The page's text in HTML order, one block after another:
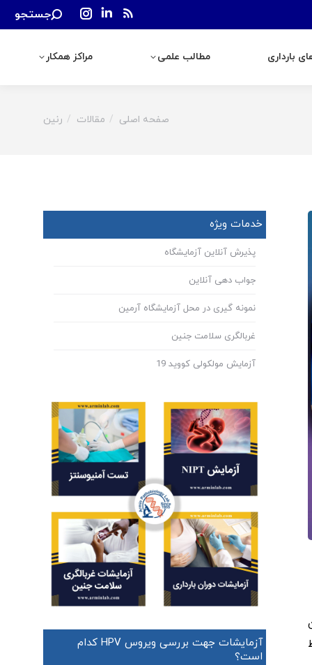
Rss
window
Linkedin
opens
window
Instagram
opens
window
Search:
جستجو
بارداری مطالب علمی مراکز همکار
You are here:
صفحه اصلی مقالات رنین
خدمات ویژه
پذیرش آنلاین آزمایشگاه
جواب دهی آنلاین
نمونه گیری در محل آزمایشگاه آرمین
غربالگری سلامت جنین
آزمایش مولکولی کووید 19
آزمایشات جهت بررسی ویروس HPV کدام
است؟
مراکز همکار